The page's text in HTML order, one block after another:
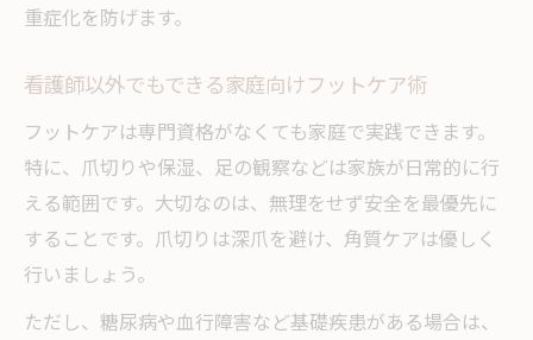
重症化を防げます。
看護師以外でもできる家庭向けフットケア術
フットケアは専門資格がなくても家庭で実践できます。
特に、爪切りや保湿、足の観察などは家族が日常的に行
える範囲です。大切なのは、無理をせず安全を最優先に
することです。爪切りは深爪を避け、角質ケアは優しく
行いましょう。
ただし、糖尿病や血行障害など基礎疾患がある場合は、